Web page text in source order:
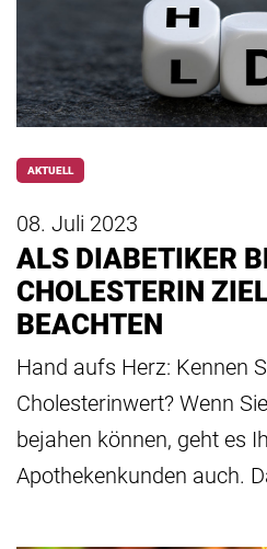
AKTUELL
08. Juli 2023
ALS DIABETIKER
CHOLESTERIN
BEACHTEN
Hand aufs Herz: Kennen
Cholesterinwert? Wenn
bejahen können, geht es
Apothekenkunden auch.